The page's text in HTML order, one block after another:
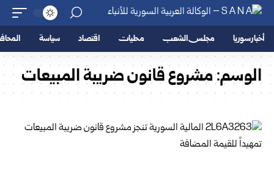
أخبار سوريا مجلس الشعب محليات اقتصاد سياسة
الوسم:مشروع قانون ضريبة المبيعات